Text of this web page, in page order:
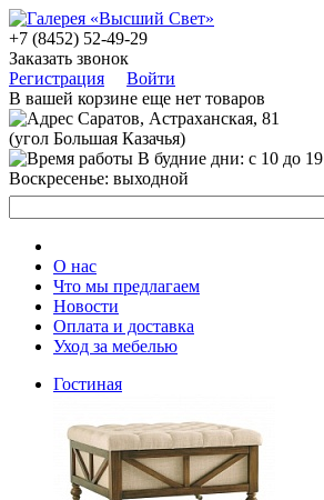
+7 (8452) 52-49-29
Заказать звонок
Регистрация
Войти
В вашей корзине еще нет товаров
Саратов, Астраханская, 81
(угол Большая Казачья)
В будние дни: с 10 до 19
Воскресенье: выходной
О нас
Что мы предлагаем
Новости
Оплата и доставка
Уход за мебелью
Гостиная